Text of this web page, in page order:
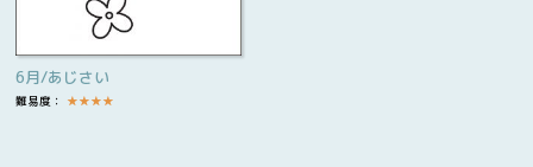
6月/あじさい
難易度： ★★★★